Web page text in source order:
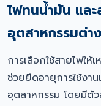
ไฟทนน้ำมัน และ
อุตสาหกรรมต่า
การเลือกใช้สายไฟใ
ช่วยยืดอายุการใช้งา
อุตสาหกรรม โดยมีตัว